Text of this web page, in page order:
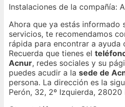
Instalaciones de la compañía:
Ahora que ya estás informado
servicios, te recomendamos
rápida para encontrar a ayuda
Recuerda que tienes el
Acnur, redes sociales y su
puedes acudir a la sede de
persona. La dirección es la
Perón, 32, 2º Izquierda, 28020